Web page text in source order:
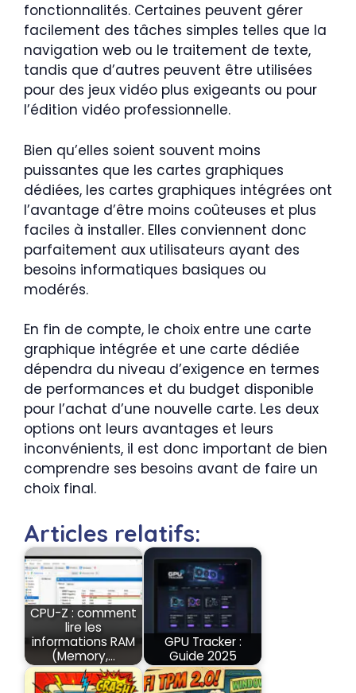
fonctionnalités. Certaines peuvent gérer
facilement des tâches simples telles que la
navigation web ou le traitement de texte,
tandis que d’autres peuvent être utilisées
pour des jeux vidéo plus exigeants ou pour
l’édition vidéo professionnelle.
Bien qu’elles soient souvent moins
puissantes que les cartes graphiques
dédiées, les cartes graphiques intégrées ont
l’avantage d’être moins coûteuses et plus
faciles à installer. Elles conviennent donc
parfaitement aux utilisateurs ayant des
besoins informatiques basiques ou
modérés.
En fin de compte, le choix entre une carte
graphique intégrée et une carte dédiée
dépendra du niveau d’exigence en termes
de performances et du budget disponible
pour l’achat d’une nouvelle carte. Les deux
options ont leurs avantages et leurs
inconvénients, il est donc important de bien
comprendre ses besoins avant de faire un
choix final.
Articles relatifs:
CPU-Z : comment
lire les
informations RAM
(Memory,…
GPU Tracker :
Guide 2025